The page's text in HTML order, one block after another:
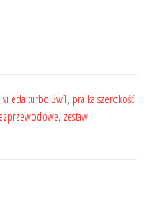
turbo 3w1, pralka szerokość
, zestaw